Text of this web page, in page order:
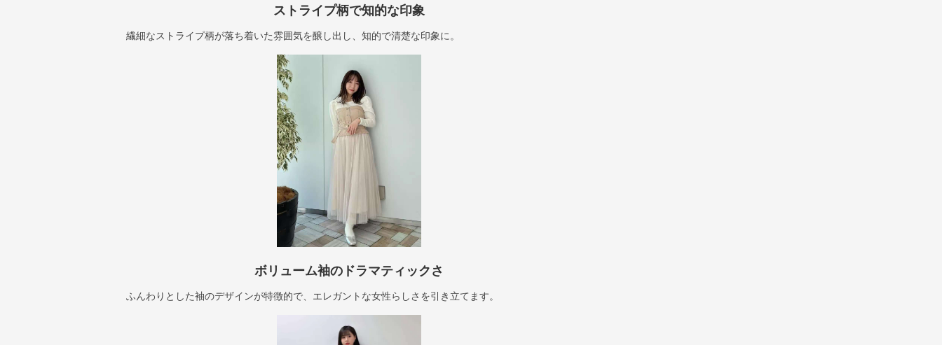
ストライプ柄で知的な印象
繊細なストライプ柄が落ち着いた雰囲気を醸し出し、知的で清楚な印象に。
ボリューム袖のドラマティックさ
ふんわりとした袖のデザインが特徴的で、エレガントな女性らしさを引き立てます。